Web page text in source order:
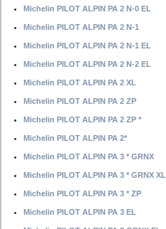
Michelin PILOT ALPIN PA 2 N-0 EL
Michelin PILOT ALPIN PA 2 N-1
Michelin PILOT ALPIN PA 2 N-1 EL
Michelin PILOT ALPIN PA 2 N-2 EL
Michelin PILOT ALPIN PA 2 XL
Michelin PILOT ALPIN PA 2 ZP
Michelin PILOT ALPIN PA 2 ZP *
Michelin PILOT ALPIN PA 2*
Michelin PILOT ALPIN PA 3 * GRNX
Michelin PILOT ALPIN PA 3 * GRNX XL
Michelin PILOT ALPIN PA 3 * ZP
Michelin PILOT ALPIN PA 3 EL